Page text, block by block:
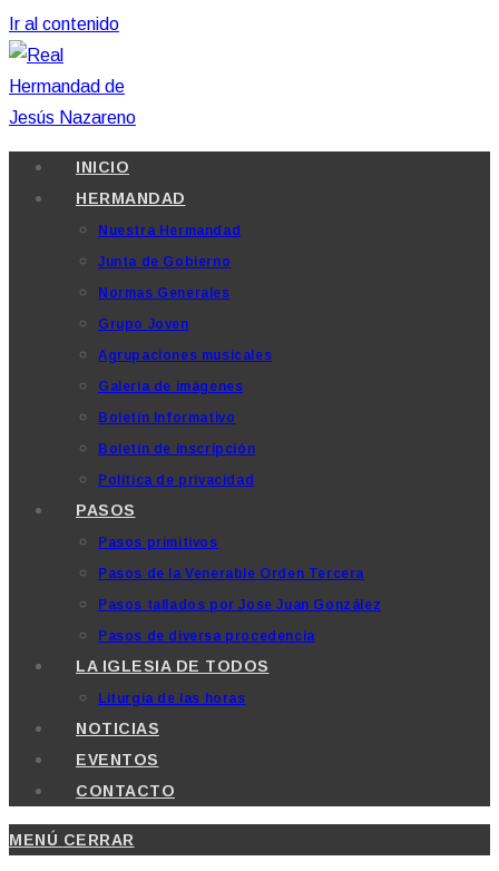
Ir al contenido
INICIO
HERMANDAD
Nuestra Hermandad
Junta de Gobierno
Normas Generales
Grupo Joven
Agrupaciones musicales
Galería de imágenes
Boletín Informativo
Boletín de inscripción
Política de privacidad
PASOS
Pasos primitivos
Pasos de la Venerable Orden Tercera
Pasos tallados por Jose Juan González
Pasos de diversa procedencia
LA IGLESIA DE TODOS
Liturgia de las horas
NOTICIAS
EVENTOS
CONTACTO
MENÚ CERRAR